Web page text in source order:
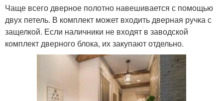
Чаще всего дверное полотно навешивается с помощью
двух петель. В комплект может входить дверная ручка с
защелкой. Если наличники не входят в заводской
комплект дверного блока, их закупают отдельно.